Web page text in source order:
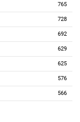
0 0
0 0
0 0
0 0
0 0
0 0
0 0
765
728
692
629
625
576
566